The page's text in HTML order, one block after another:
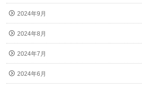
2024年9月
2024年8月
2024年7月
2024年6月